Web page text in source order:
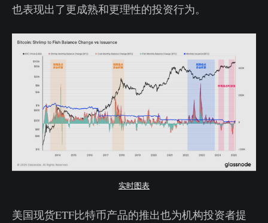
也表现出了更成熟和更理性的投资行为。
实时图表
美国现货ETF比特币产品的推出也为机构投资者提